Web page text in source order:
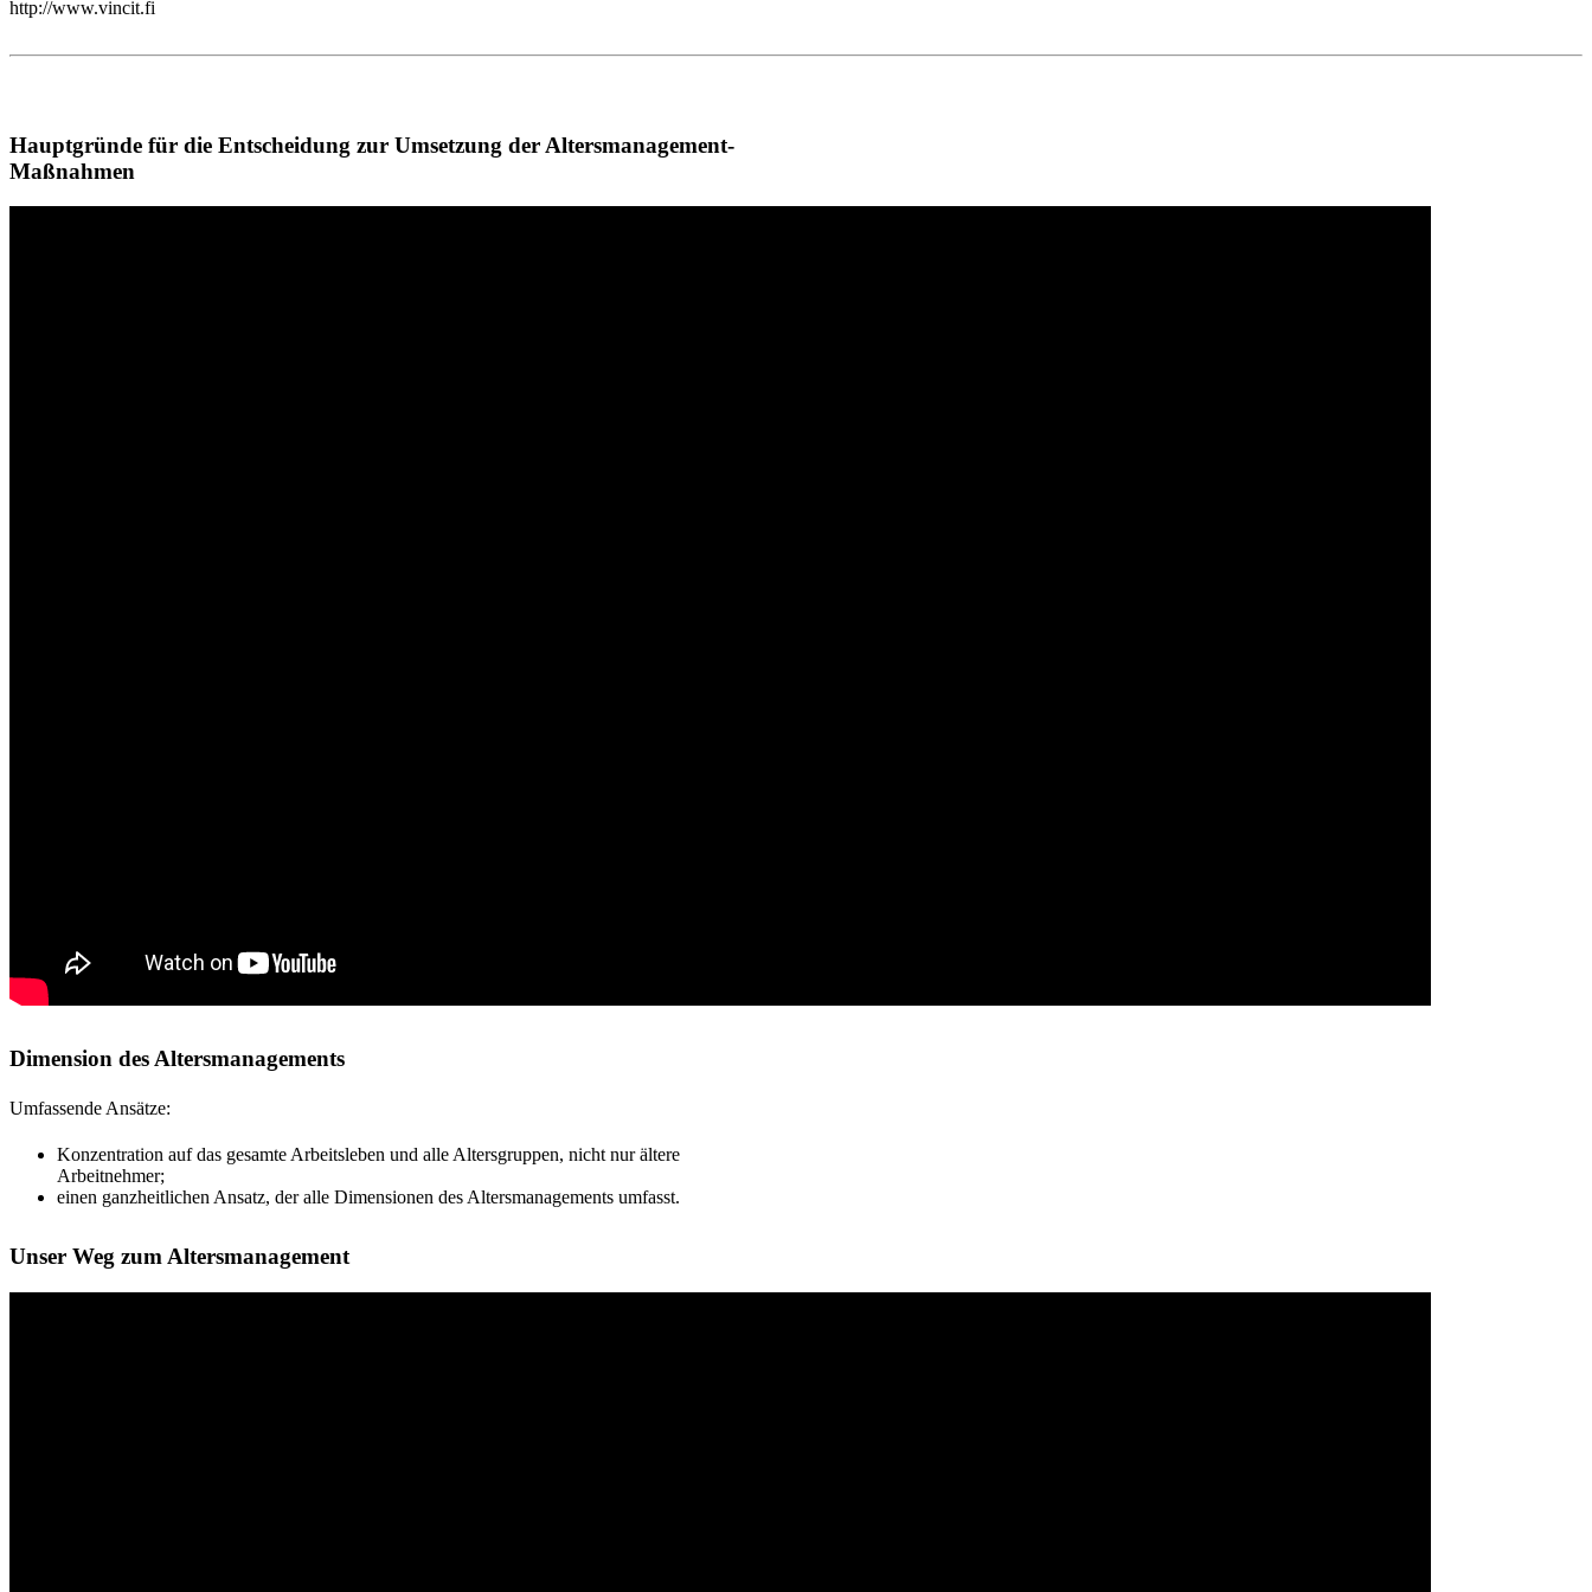
http://www.vincit.fi
Hauptgründe für die Entscheidung zur Umsetzung der Altersmanagement-
Maßnahmen
Dimension des Altersmanagements
Umfassende Ansätze:
Konzentration auf das gesamte Arbeitsleben und alle Altersgruppen, nicht nur ältere
Arbeitnehmer;
einen ganzheitlichen Ansatz, der alle Dimensionen des Altersmanagements umfasst.
Unser Weg zum Altersmanagement